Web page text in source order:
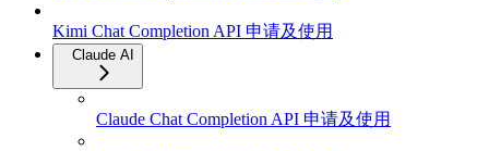
Kimi Chat Completion API 申请及使用
Claude AI
Claude Chat Completion API 申请及使用